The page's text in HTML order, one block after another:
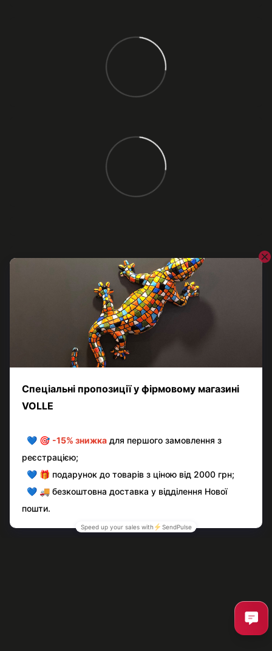
Додайте перший відгук
Написати відгук
Повна версія сайту